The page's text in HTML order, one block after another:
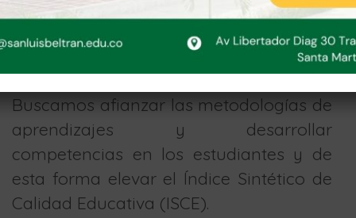
de enseñanza aprendizaje en el
mejoramiento de los procesos
académicos de sus hijos, fortaleciendo
la formación integral y en valores.
Buscamos afianzar las metodologías de
aprendizajes y desarrollar
competencias en los estudiantes y de
esta forma elevar el Índice Sintético de
Calidad Educativa (ISCE).